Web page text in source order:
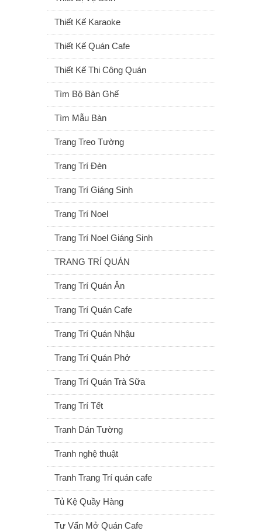
Thiết Kế Karaoke
Thiết Kế Quán Cafe
Thiết Kế Thi Công Quán
Tìm Bộ Bàn Ghế
Tìm Mẫu Bàn
Trang Treo Tường
Trang Trí Đèn
Trang Trí Giáng Sinh
Trang Trí Noel
Trang Trí Noel Giáng Sinh
TRANG TRÍ QUÁN
Trang Trí Quán Ăn
Trang Trí Quán Cafe
Trang Trí Quán Nhậu
Trang Trí Quán Phở
Trang Trí Quán Trà Sữa
Trang Trí Tết
Tranh Dán Tường
Tranh nghệ thuật
Tranh Trang Trí quán cafe
Tủ Kệ Quầy Hàng
Tư Vấn Mở Quán Cafe